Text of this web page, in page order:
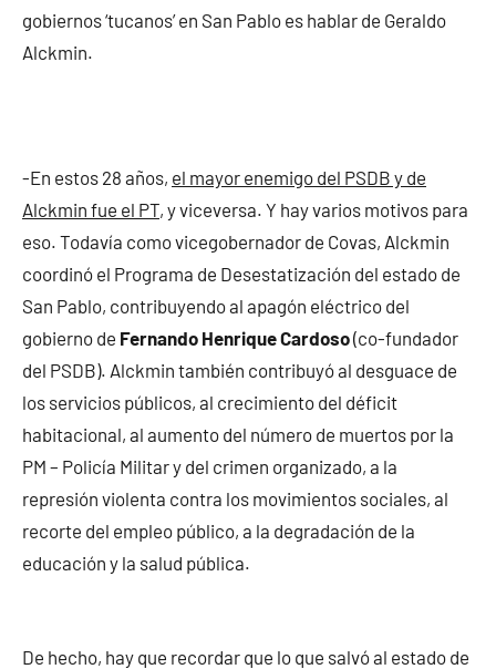
gobiernos ‘tucanos’ en San Pablo es hablar de Geraldo
Alckmin.
-En estos 28 años, el mayor enemigo del PSDB y de
Alckmin fue el PT, y viceversa. Y hay varios motivos para
eso. Todavía como vicegobernador de Covas, Alckmin
coordinó el Programa de Desestatización del estado de
San Pablo, contribuyendo al apagón eléctrico del
gobierno de Fernando Henrique Cardoso(co-fundador
del PSDB). Alckmin también contribuyó al desguace de
los servicios públicos, al crecimiento del déficit
habitacional, al aumento del número de muertos por la
PM – Policía Militar y del crimen organizado, a la
represión violenta contra los movimientos sociales, al
recorte del empleo público, a la degradación de la
educación y la salud pública.
De hecho, hay que recordar que lo que salvó al estado de